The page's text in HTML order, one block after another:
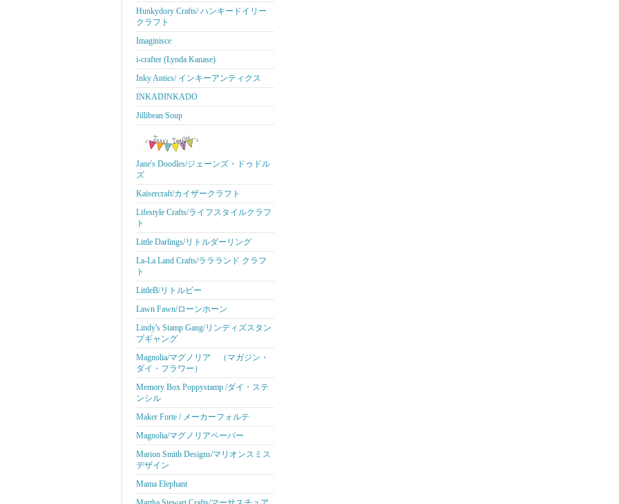
Hunkydory Crafts/ ハンキードイリー
クラフト
Imaginisce
i-crafter (Lynda Kanase)
Inky Antics/ インキーアンティクス
INKADINKADO
Jillibean Soup
Jane's Doodles/ジェーンズ・ドゥドル
ズ
Kaisercraft/カイザークラフト
Lifestyle Crafts/ライフスタイルクラフ
ト
Little Darlings/リトルダーリング
La-La Land Crafts/ララランド クラフ
ト
LittleB/リトルビー
Lawn Fawn/ローンホーン
Lindy's Stamp Gang/リンディズスタン
プギャング
Magnolia/マグノリア （マガジン・
ダイ・フラワー）
Memory Box Poppystamp /ダイ・ステ
ンシル
Maker Forte / メーカーフォルテ
Magnolia/マグノリアペーパー
Marion Smith Designs/マリオンスミス
デザイン
Mama Elephant